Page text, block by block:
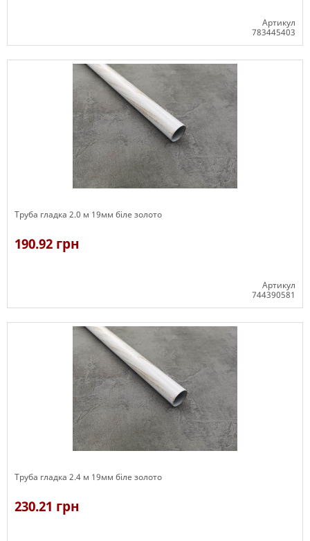
Артикул
783445403
Труба гладка 2.0 м 19мм біле золото
190.92 грн
Артикул
744390581
Труба гладка 2.4 м 19мм біле золото
230.21 грн